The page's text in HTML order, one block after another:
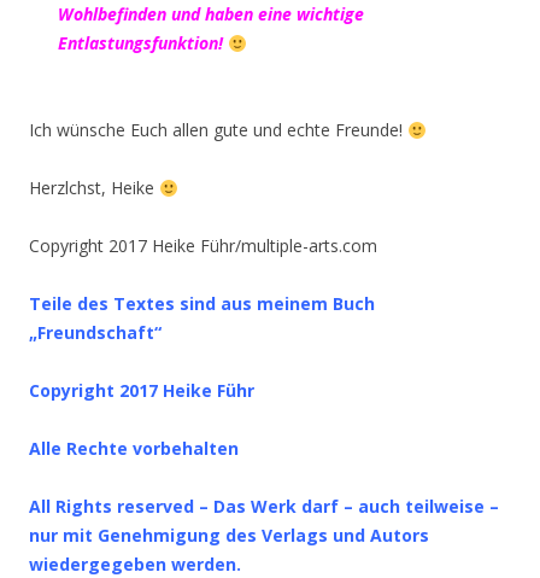
Wohlbefinden und haben eine wichtige
Entlastungsfunktion!
Ich wünsche Euch allen gute und echte Freunde!
Herzlchst, Heike
Copyright 2017 Heike Führ/multiple-arts.com
Teile des Textes sind aus meinem Buch
„Freundschaft“
Copyright 2017 Heike Führ
Alle Rechte vorbehalten
All Rights reserved – Das Werk darf – auch teilweise –
nur mit Genehmigung des Verlags und Autors
wiedergegeben werden.